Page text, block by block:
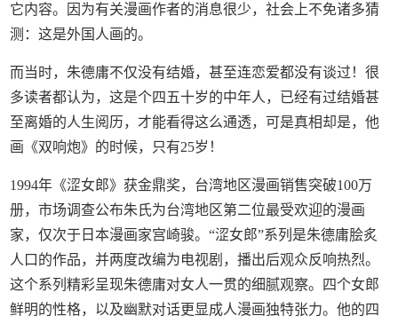
它内容。因为有关漫画作者的消息很少，社会上不免诸多猜
测：这是外国人画的。
而当时，朱德庸不仅没有结婚，甚至连恋爱都没有谈过！很
多读者都认为，这是个四五十岁的中年人，已经有过结婚甚
至离婚的人生阅历，才能看得这么通透，可是真相却是，他
画《双响炮》的时候，只有25岁！
1994年《涩女郎》获金鼎奖，台湾地区漫画销售突破100万
册，市场调查公布朱氏为台湾地区第二位最受欢迎的漫画
家，仅次于日本漫画家宫崎骏。“涩女郎”系列是朱德庸脍炙
人口的作品，并两度改编为电视剧，播出后观众反响热烈。
这个系列精彩呈现朱德庸对女人一贯的细腻观察。四个女郎
鲜明的性格，以及幽默对话更显成人漫画独特张力。他的四